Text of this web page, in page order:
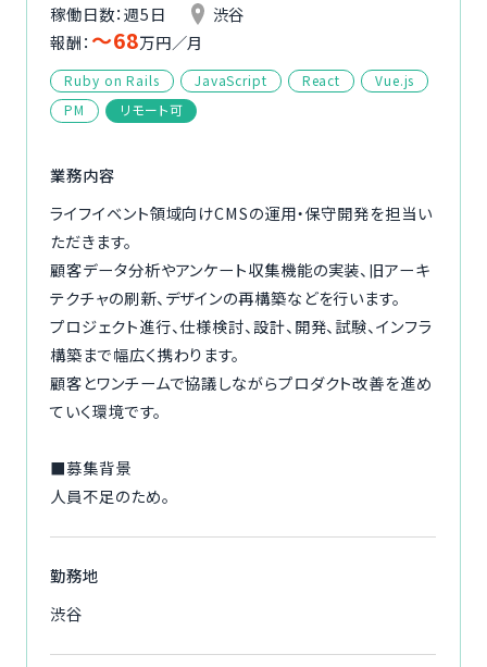
ご利用者様の声
ご利用の流れ
イベント/マガジン
法人の方
今すぐ無料で登録 ログイン
稼働日数：週5日
渋谷
報酬： 〜68万円／月
Ruby on Rails JavaScript React
Vue.js
PM
リモート可
業務内容
ライフイベント領域向けCMSの運用・保守開発を担当い
ただきます。
顧客データ分析やアンケート収集機能の実装、旧アーキ
テクチャの刷新、デザインの再構築などを行います。
プロジェクト進行、仕様検討、設計、開発、試験、インフラ
構築まで幅広く携わります。
顧客とワンチームで協議しながらプロダクト改善を進め
ていく環境です。
■募集背景
人員不足のため。
勤務地
渋谷